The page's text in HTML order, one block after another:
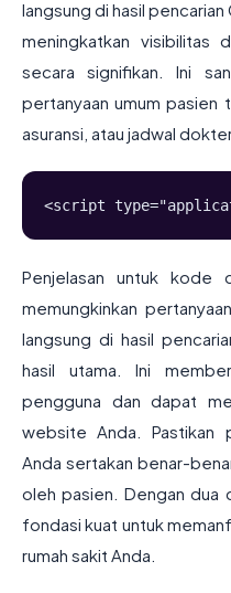
langsung di hasil
meningkatkan visibilitas
secara signifikan. Ini
pertanyaan umum pasien
asuransi, atau jadwal
<script
Penjelasan untuk kode
memungkinkan
langsung di hasil
hasil utama. Ini
pengguna dan dapat
website Anda. Pastikan
Anda sertakan benar-
oleh pasien. Dengan dua
fondasi kuat untuk
rumah sakit Anda.